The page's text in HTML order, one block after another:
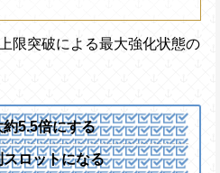
限突破による最大強化状態の
5.5倍にする
ロットになる